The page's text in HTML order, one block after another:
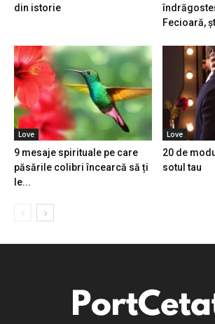
din istorie
Fecioară,
Love
9 mesaje spirituale pe care
păsările colibri încearcă să ți
le...
Love
20 de
sotul tau